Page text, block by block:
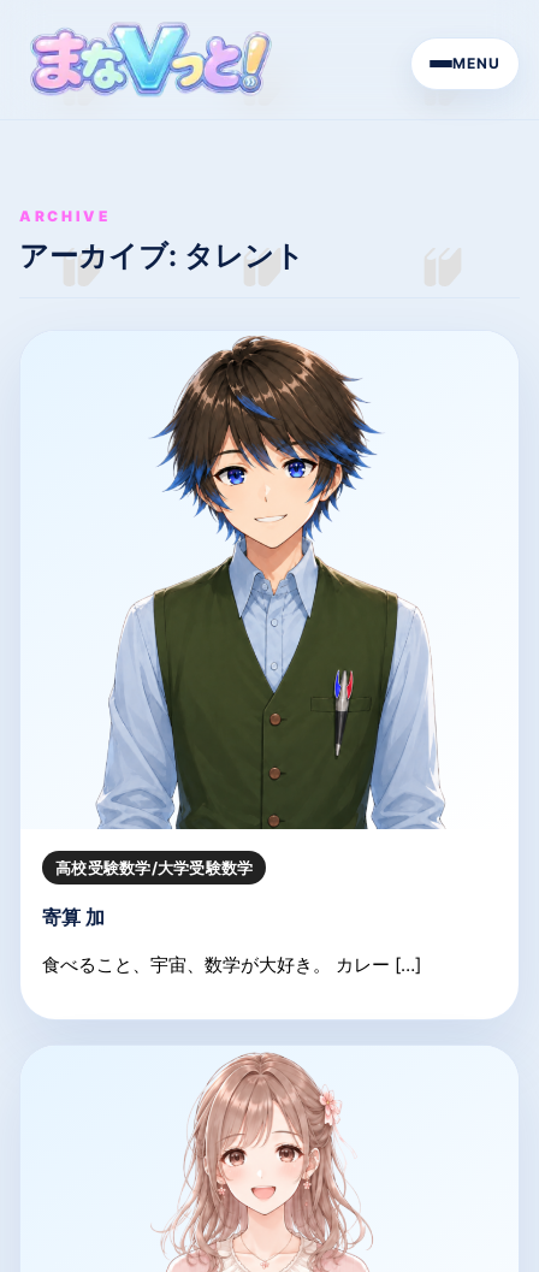
MENU
ARCHIVE
アーカイブ: タレント
高校受験数学/大学受験数学
寄算 加
食べること、宇宙、数学が大好き。 カレー […]